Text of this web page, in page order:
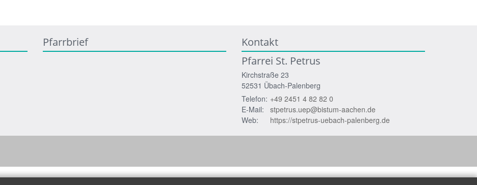
Pfarrbrief
Kontakt
Pfarrei St. Petrus
Kirchstraße 23
52531 Übach-Palenberg
Telefon: +49 2451 4 82 82 0
E-Mail:
stpetrus.uep@bistum-aachen.de
Web:
https://stpetrus-uebach-palenberg.de